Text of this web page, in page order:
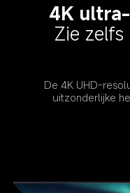
4K
Zie
De 4K UHD-
uitzonderlijke